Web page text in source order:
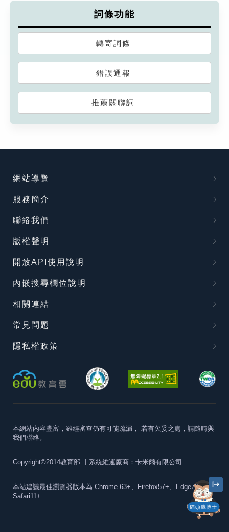
詞條功能
轉寄詞條
錯誤通報
推薦關聯詞
貓頭鷹博士
:::
網站導覽
服務簡介
聯絡我們
版權聲明
開放API使用說明
內嵌搜尋欄位說明
相關連結
常見問題
隱私權政策
本網站內容豐富，雖經審查仍有可能疏漏， 若有欠妥之處，請隨時與
我們聯絡。
Copyright©2014教育部 丨系統維運廠商：卡米爾有限公司
本站建議最佳瀏覽器版本為 Chrome 63+、Firefox57+、Edge79+及
Safari11+